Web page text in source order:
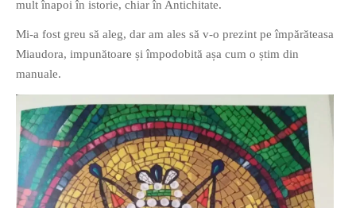
If you like movies, words and
mind games, then this is the
book for you. Take the
challenge of creating your
mult înapoi în istorie, chiar în Antichitate.
Mi-a fost greu să aleg, dar am ales să v-o prezint pe împărăteasa
Miaudora, impunătoare și împodobită așa cum o știm din
manuale.